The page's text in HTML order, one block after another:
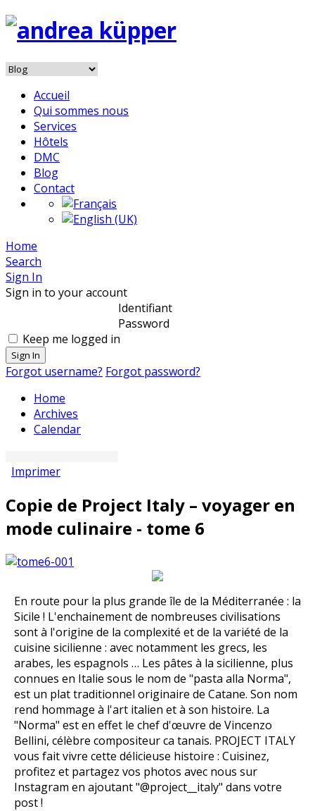
Accueil
Qui sommes nous
Services
Hôtels
DMC
Blog
Contact
Home
Search
Sign In
Sign in to your account
Identifiant
Password
Keep me logged in
Sign In
Forgot username? Forgot password?
Home
Archives
Calendar
Imprimer
Copie de Project Italy – voyager en
mode culinaire - tome 6
En route pour la plus grande île de la Méditerranée : la
Sicile ! L'enchainement de nombreuses civilisations
sont à l'origine de la complexité et de la variété de la
cuisine sicilienne : avec notamment les grecs, les
arabes, les espagnols … Les pâtes à la sicilienne, plus
connues en Italie sous le nom de "pasta alla Norma",
est un plat traditionnel originaire de Catane. Son nom
rend hommage à l'art italien et à son histoire. La
"Norma" est en effet le chef d'œuvre de Vincenzo
Bellini, célèbre compositeur ca tanais. PROJECT ITALY
vous fait vivre cette délicieuse histoire : Cuisinez,
profitez et partagez vos photos avec nous sur
Instagram en ajoutant "@project__italy" dans votre
post !